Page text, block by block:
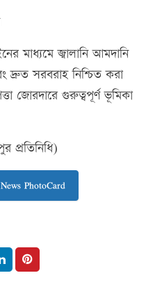
মাধ্যমে জ্বালানি আমদানি
সরবরাহ নিশ্চিত করা
জোরদারে গুরুত্বপূর্ণ ভূমিকা
প্রতিনিধি)
PhotoCard